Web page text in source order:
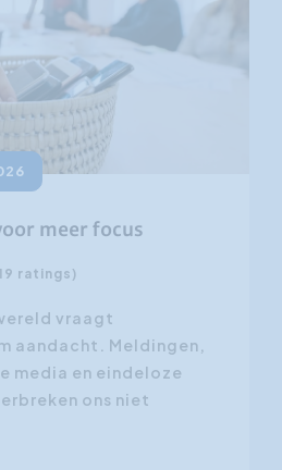
meer focus
ratings)
vraagt
aandacht. Meldingen,
media en eindeloze
ons niet